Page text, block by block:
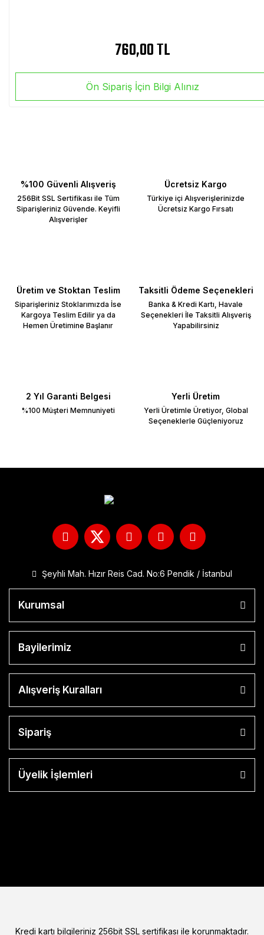
760,00 TL
Ön Sipariş İçin Bilgi Alınız
%100 Güvenli Alışveriş
256Bit SSL Sertifikası ile Tüm
Siparişleriniz Güvende. Keyifli
Alışverişler
Ücretsiz Kargo
Türkiye içi Alışverişlerinizde
Ücretsiz Kargo Fırsatı
Üretim ve Stoktan Teslim
Siparişleriniz Stoklarımızda İse
Kargoya Teslim Edilir ya da
Hemen Üretimine Başlanır
Taksitli Ödeme Seçenekleri
Banka & Kredi Kartı, Havale
Seçenekleri İle Taksitli Alışveriş
Yapabilirsiniz
2 Yıl Garanti Belgesi
%100 Müşteri Memnuniyeti
Yerli Üretim
Yerli Üretimle Üretiyor, Global
Seçeneklerle Güçleniyoruz
Şeyhli Mah. Hızır Reis Cad. No:6 Pendik / İstanbul
Kurumsal
Bayilerimiz
Alışveriş Kuralları
Sipariş
Üyelik İşlemleri
Kredi kartı bilgileriniz 256bit SSL sertifikası ile korunmaktadır.